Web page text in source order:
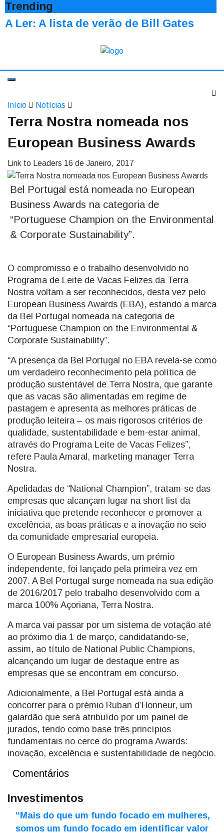
Trending
A Ler: A lista de verão de Bill Gates
Início Notícias
Terra Nostra nomeada nos
European Business Awards
Link to Leaders 16 de Janeiro, 2017
Bel Portugal está nomeada no European
Business Awards na categoria de
“Portuguese Champion on the Environmental
& Corporate Sustainability”.
O compromisso e o trabalho desenvolvido no
Programa de Leite de Vacas Felizes da Terra
Nostra voltam a ser reconhecidos, desta vez pelo
European Business Awards (EBA), estando a marca
da Bel Portugal nomeada na categoria de
“Portuguese Champion on the Environmental &
Corporate Sustainability”.
“A presença da Bel Portugal no EBA revela-se como
um verdadeiro reconhecimento pela política de
produção sustentável de Terra Nostra, que garante
que as vacas são alimentadas em regime de
pastagem e apresenta as melhores práticas de
produção leiteira – os mais rigorosos critérios de
qualidade, sustentabilidade e bem-estar animal,
através do Programa Leite de Vacas Felizes”,
refere Paula Amaral, marketing manager Terra
Nostra.
Apelidadas de “National Champion”, tratam-se das
empresas que alcançam lugar na short list da
iniciativa que pretende reconhecer e promover a
excelência, as boas práticas e a inovação no seio
da comunidade empresarial europeia.
O European Business Awards, um prémio
independente, foi lançado pela primeira vez em
2007. A Bel Portugal surge nomeada na sua edição
de 2016/2017 pelo trabalho desenvolvido com a
marca 100% Açoriana, Terra Nostra.
A marca vai passar por um sistema de votação até
ao próximo dia 1 de março, candidatando-se,
assim, ao título de National Public Champions,
alcançando um lugar de destaque entre as
empresas que se encontram em concurso.
Adicionalmente, a Bel Portugal está ainda a
concorrer para o prémio Ruban d’Honneur, um
galardão que será atribuído por um painel de
jurados, tendo como base três princípios
fundamentais no cerce do programa Awards:
inovação, excelência e sustentabilidade de negócio.
Comentários
Investimentos
“Mais do que um fundo focado em mulheres,
somos um fundo focado em identificar valor